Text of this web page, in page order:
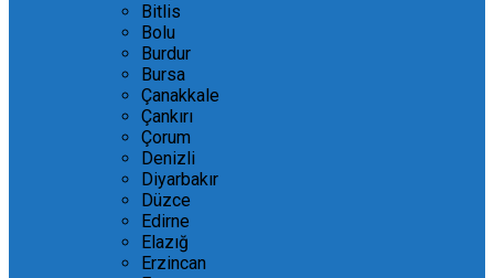
Bitlis
Bolu
Burdur
Bursa
Çanakkale
Çankırı
Çorum
Denizli
Diyarbakır
Düzce
Edirne
Elazığ
Erzincan